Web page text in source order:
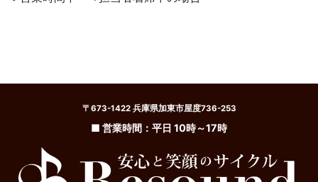
〒673-1422 兵庫県加東市屋度736-253
■ 営業時間：平日 10時～17時